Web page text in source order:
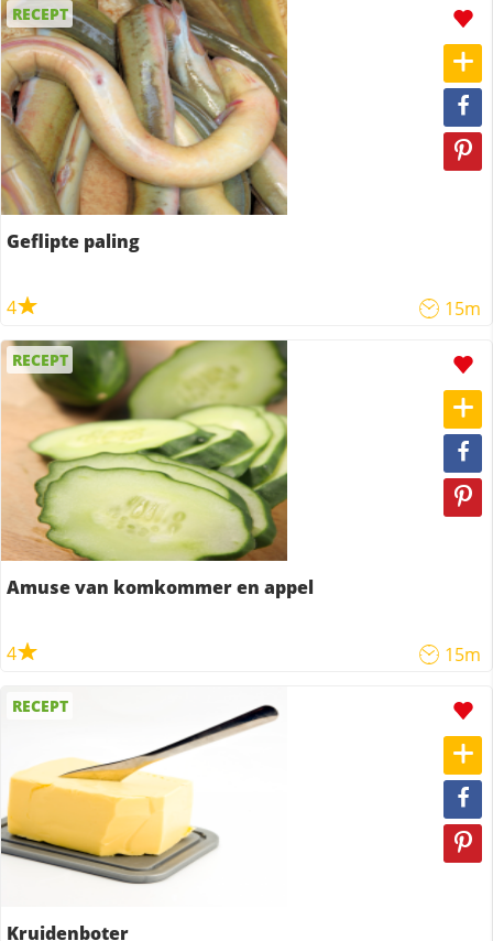
RECEPT
Geflipte paling
4 15m
RECEPT
Amuse van komkommer en appel
4 15m
RECEPT
Kruidenboter